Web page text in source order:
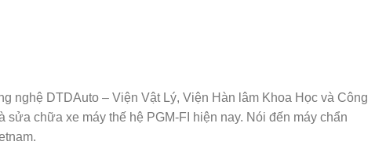
nghệ DTDAuto – Viện Vật Lý, Viện Hàn lâm Khoa Học và Công
chữa xe máy thế hệ PGM-FI hiện nay. Nói đến máy chẩn